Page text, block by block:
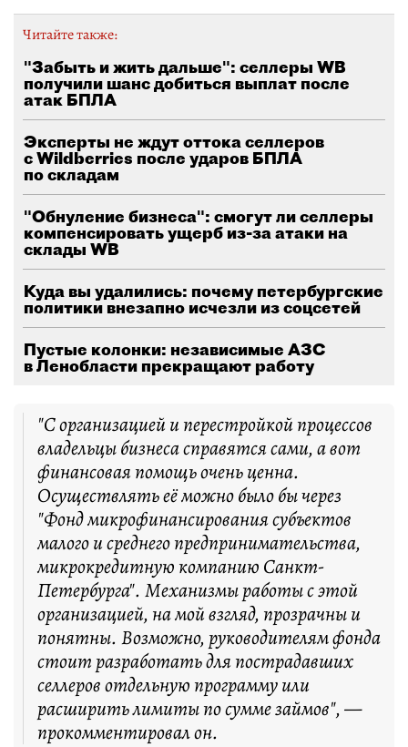
Читайте также:
"Забыть и жить дальше": селлеры WB
получили шанс добиться выплат после
атак БПЛА
Эксперты не ждут оттока селлеров
с Wildberries после ударов БПЛА
по складам
"Обнуление бизнеса": смогут ли селлеры
компенсировать ущерб из-за атаки на
склады WB
Куда вы удалились: почему петербургские
политики внезапно исчезли из соцсетей
Пустые колонки: независимые АЗС
в Ленобласти прекращают работу
"С организацией и перестройкой процессов
владельцы бизнеса справятся сами, а вот
финансовая помощь очень ценна.
Осуществлять её можно было бы через
"Фонд микрофинансирования субъектов
малого и среднего предпринимательства,
микрокредитную компанию Санкт-
Петербурга". Механизмы работы с этой
организацией, на мой взгляд, прозрачны и
понятны. Возможно, руководителям фонда
стоит разработать для пострадавших
селлеров отдельную программу или
расширить лимиты по сумме займов", —
прокомментировал он.